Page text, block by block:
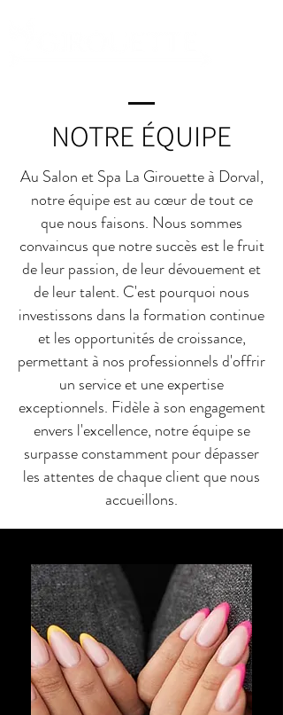
NOTRE ÉQUIPE
Au Salon et Spa La Girouette à Dorval,
notre équipe est au cœur de tout ce
que nous faisons. Nous sommes
convaincus que notre succès est le fruit
de leur passion, de leur dévouement et
de leur talent. C'est pourquoi nous
investissons dans la formation continue
et les opportunités de croissance,
permettant à nos professionnels d'offrir
un service et une expertise
exceptionnels. Fidèle à son engagement
envers l'excellence, notre équipe se
surpasse constamment pour dépasser
les attentes de chaque client que nous
accueillons.